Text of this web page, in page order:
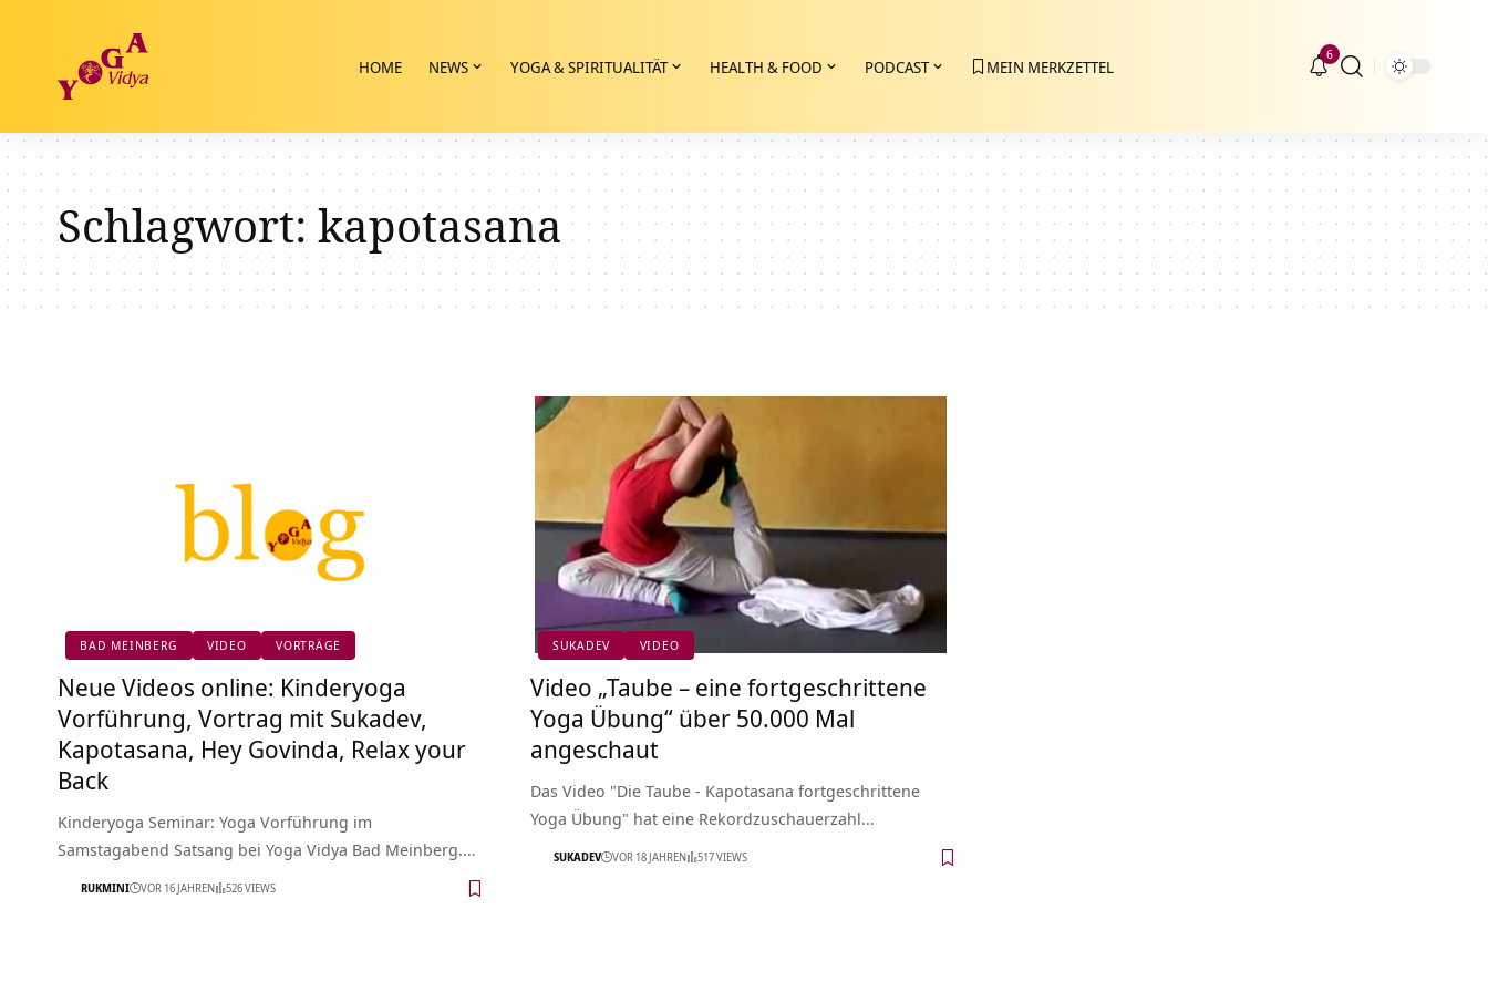
HOME NEWS YOGA & SPIRITUALITÄT HEALTH & FOOD PODCAST MEIN MERKZETTEL
6
Schlagwort:kapotasana
BAD MEINBERG VIDEO VORTRÄGE
Neue Videos online: Kinderyoga
Vorführung, Vortrag mit Sukadev,
Kapotasana, Hey Govinda, Relax your
Back
Kinderyoga Seminar: Yoga Vorführung im
Samstagabend Satsang bei Yoga Vidya Bad Meinberg.…
RUKMINI VOR 16 JAHREN 526 VIEWS
SUKADEV VIDEO
Video „Taube – eine fortgeschrittene
Yoga Übung“ über 50.000 Mal
angeschaut
Das Video "Die Taube - Kapotasana fortgeschrittene
Yoga Übung" hat eine Rekordzuschauerzahl…
SUKADEV VOR 18 JAHREN 517 VIEWS